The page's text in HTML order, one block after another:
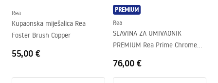
Rea
Kupaonska miješalica Rea
Foster Brush Copper
55,00 €
PREMIUM
Rea
SLAVINA ZA UMIVAONIK
PREMIUM Rea Prime Chrome
76,00 €